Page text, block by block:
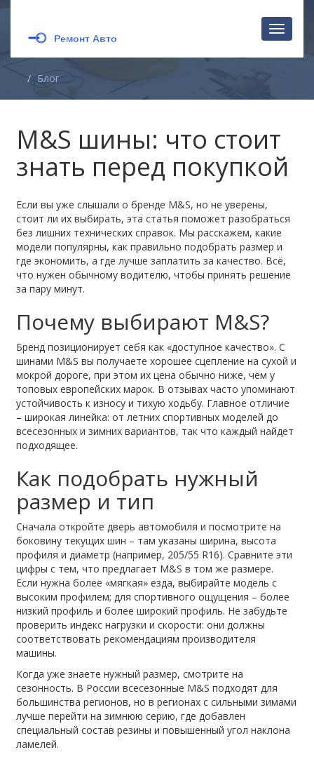
Блог
M&S шины: что стоит
знать перед покупкой
Если вы уже слышали о бренде M&S, но не уверены,
стоит ли их выбирать, эта статья поможет разобраться
без лишних технических справок. Мы расскажем, какие
модели популярны, как правильно подобрать размер и
где экономить, а где лучше заплатить за качество. Всё,
что нужен обычному водителю, чтобы принять решение
за пару минут.
Почему выбирают M&S?
Бренд позиционирует себя как «доступное качество». С
шинами M&S вы получаете хорошее сцепление на сухой и
мокрой дороге, при этом их цена обычно ниже, чем у
топовых европейских марок. В отзывах часто упоминают
устойчивость к износу и тихую ходьбу. Главное отличие
– широкая линейка: от летних спортивных моделей до
всесезонных и зимних вариантов, так что каждый найдет
подходящее.
Как подобрать нужный
размер и тип
Сначала откройте дверь автомобиля и посмотрите на
боковину текущих шин – там указаны ширина, высота
профиля и диаметр (например, 205/55 R16). Сравните эти
цифры с тем, что предлагает M&S в том же размере.
Если нужна более «мягкая» езда, выбирайте модель с
высоким профилем; для спортивного ощущения – более
низкий профиль и более широкий профиль. Не забудьте
проверить индекс нагрузки и скорости: они должны
соответствовать рекомендациям производителя
машины.
Когда уже знаете нужный размер, смотрите на
сезонность. В России всесезонные M&S подходят для
большинства регионов, но в регионах с сильными зимами
лучше перейти на зимнюю серию, где добавлен
специальный состав резины и повышенный угол наклона
ламелей.